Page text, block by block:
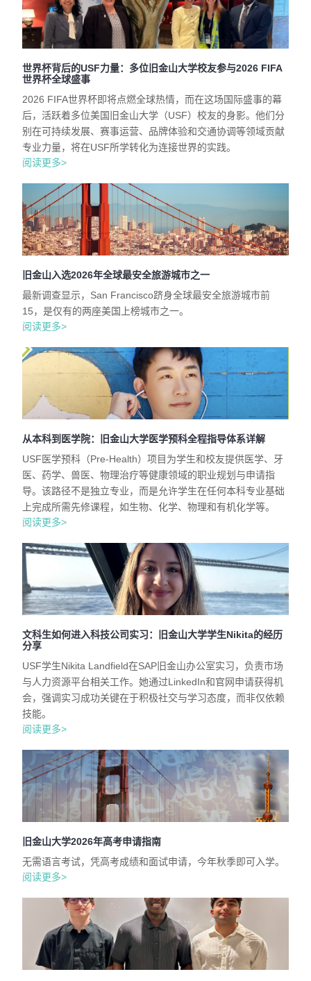
世界杯背后的USF力量：多位旧金山大学校友参与2026 FIFA
世界杯全球盛事
2026 FIFA世界杯即将点燃全球热情，而在这场国际盛事的幕
后，活跃着多位美国旧金山大学（USF）校友的身影。他们分
别在可持续发展、赛事运营、品牌体验和交通协调等领域贡献
专业力量，将在USF所学转化为连接世界的实践。
阅读更多>
旧金山入选2026年全球最安全旅游城市之一
最新调查显示，San Francisco跻身全球最安全旅游城市前
15，是仅有的两座美国上榜城市之一。
阅读更多>
从本科到医学院：旧金山大学医学预科全程指导体系详解
USF医学预科（Pre-Health）项目为学生和校友提供医学、牙
医、药学、兽医、物理治疗等健康领域的职业规划与申请指
导。该路径不是独立专业，而是允许学生在任何本科专业基础
上完成所需先修课程，如生物、化学、物理和有机化学等。
阅读更多>
文科生如何进入科技公司实习：旧金山大学学生Nikita的经历
分享
USF学生Nikita Landfield在SAP旧金山办公室实习，负责市场
与人力资源平台相关工作。她通过LinkedIn和官网申请获得机
会，强调实习成功关键在于积极社交与学习态度，而非仅依赖
技能。
阅读更多>
旧金山大学2026年高考申请指南
无需语言考试，凭高考成绩和面试申请，今年秋季即可入学。
阅读更多>